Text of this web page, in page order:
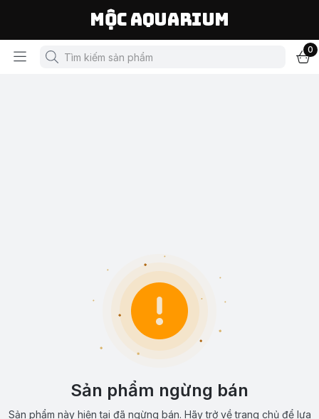
Mộc Aquarium
0
Sản phẩm ngừng bán
Sản phẩm này hiện tại đã ngừng bán. Hãy trở về trang chủ để lựa